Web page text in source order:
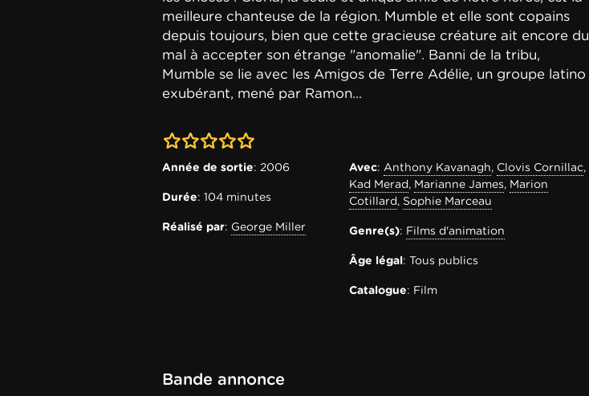
meilleure chanteuse de la région. Mumble et elle sont copains
depuis toujours, bien que cette gracieuse créature ait encore du
mal à accepter son étrange "anomalie". Banni de la tribu,
Mumble se lie avec les Amigos de Terre Adélie, un groupe latino
exubérant, mené par Ramon...
0-0
Année de sortie: 2006
Durée: 104 minutes
Réalisé par: George Miller
Avec: Anthony Kavanagh, Clovis Cornillac,
Kad Merad, Marianne James, Marion
Cotillard, Sophie Marceau
Genre(s): Films d'animation
Âge légal: Tous publics
Catalogue: Film
Bande annonce